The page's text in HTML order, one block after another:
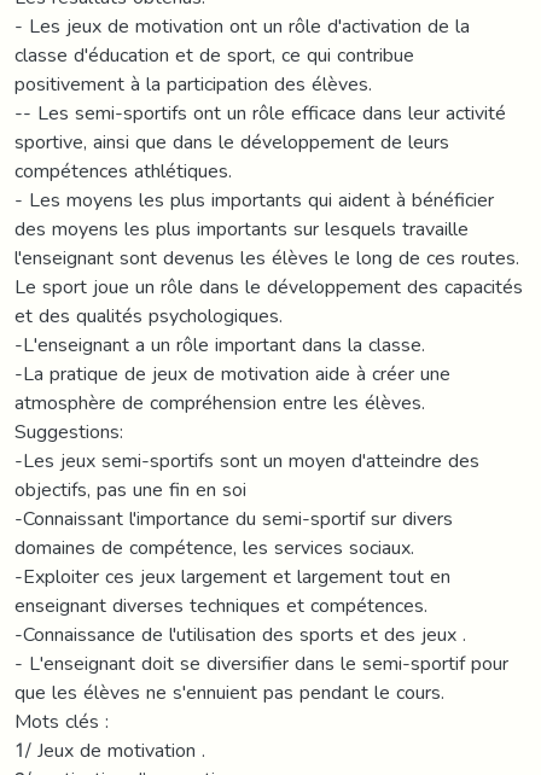
- Les jeux de motivation ont un rôle d'activation de la
classe d'éducation et de sport, ce qui contribue
positivement à la participation des élèves.
-- Les semi-sportifs ont un rôle efficace dans leur activité
sportive, ainsi que dans le développement de leurs
compétences athlétiques.
- Les moyens les plus importants qui aident à bénéficier
des moyens les plus importants sur lesquels travaille
l'enseignant sont devenus les élèves le long de ces routes.
Le sport joue un rôle dans le développement des capacités
et des qualités psychologiques.
-L'enseignant a un rôle important dans la classe.
-La pratique de jeux de motivation aide à créer une
atmosphère de compréhension entre les élèves.
Suggestions:
-Les jeux semi-sportifs sont un moyen d'atteindre des
objectifs, pas une fin en soi
-Connaissant l'importance du semi-sportif sur divers
domaines de compétence, les services sociaux.
-Exploiter ces jeux largement et largement tout en
enseignant diverses techniques et compétences.
-Connaissance de l'utilisation des sports et des jeux .
- L'enseignant doit se diversifier dans le semi-sportif pour
que les élèves ne s'ennuient pas pendant le cours.
Mots clés :
1/ Jeux de motivation .